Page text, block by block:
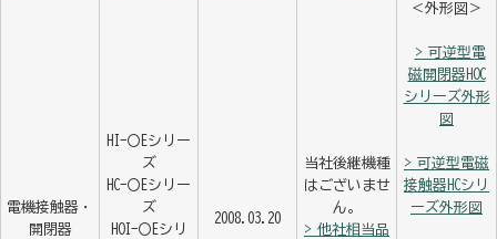
電機接触器・
開閉器
HI-〇Eシリー
ズ
HC-〇Eシリー
ズ
HOI-〇Eシリ
2008.03.20
当社後継機種
はございませ
ん。
> 他社相当品
＜外形図＞
> 可逆型電
磁開閉器HOC
シリーズ外形
図
> 可逆型電磁
接触器HCシリ
ーズ外形図